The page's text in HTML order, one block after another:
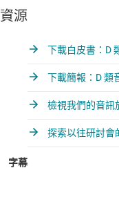
資源
下載白皮書：D
下載簡報：D 類
檢視我們的音訊
探索以往研討會